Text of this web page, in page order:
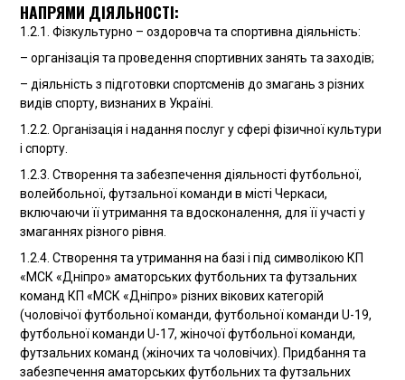
НАПРЯМИ ДІЯЛЬНОСТІ:
1.2.1. Фізкультурно – оздоровча та спортивна діяльність:
– організація та проведення спортивних занять та заходів;
– діяльність з підготовки спортсменів до змагань з різних
видів спорту, визнаних в Україні.
1.2.2. Організація і надання послуг у сфері фізичної культури
і спорту.
1.2.3. Створення та забезпечення діяльності футбольної,
волейбольної, футзальної команди в місті Черкаси,
включаючи її утримання та вдосконалення, для її участі у
змаганнях різного рівня.
1.2.4. Створення та утримання на базі і під символікою КП
«МСК «Дніпро» аматорських футбольних та футзальних
команд КП «МСК «Дніпро» різних вікових категорій
(чоловічої футбольної команди, футбольної команди U-19,
футбольної команди U-17, жіночої футбольної команди,
футзальних команд (жіночих та чоловічих). Придбання та
забезпечення аматорських футбольних та футзальних